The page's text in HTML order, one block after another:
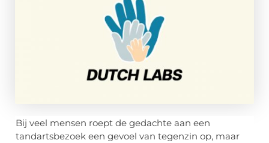
Bij veel mensen roept de gedachte aan een
tandartsbezoek een gevoel van tegenzin op, maar